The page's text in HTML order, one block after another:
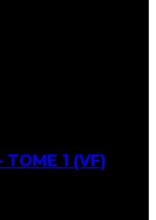
TOME 1 (VF)